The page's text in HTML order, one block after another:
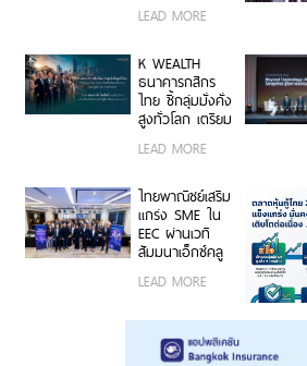
การ เป็นเจ้าภาพ
ปีกองทุนการเงิน
ระหว่างประเทศ
และกลุ่ม
ธนาคารโลก
2569
LEAD MORE
K WEALTH
ธนาคารกสิกร
ไทย ชี้กลุ่มมั่งคั่ง
สูงทั่วโลก เตรียม
Great Wealth
สินทรัพย์มูลค่า
กว่า 622 ล้าน
ล้านบาทให้รอด
ถึงทายาทรุ่นต่อ
LEAD MORE
ไทยพาณิชย์เสริม
แกร่ง SME ใน
EEC ผ่านเวที
สัมมนาเอ็กซ์คลู
บทบาท CFO
ขับเคลื่อนองค์กร
เติบโตยั่งยืน
LEAD MORE